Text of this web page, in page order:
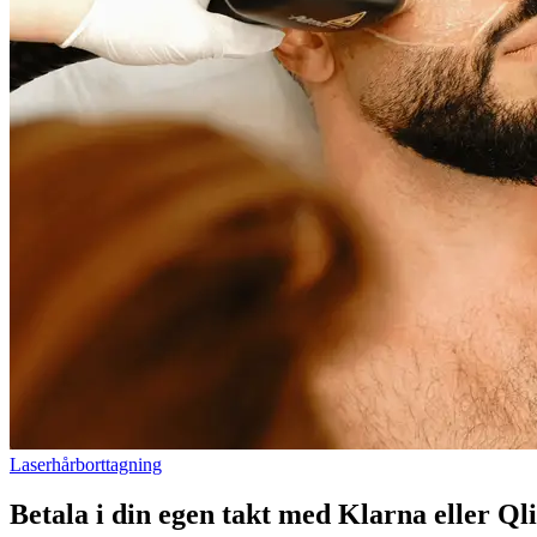
Laserhårborttagning
Betala i din egen takt med Klarna eller